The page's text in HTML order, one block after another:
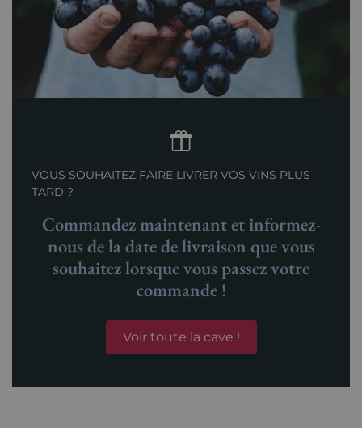
VOUS SOUHAITEZ FAIRE LIVRER VOS VINS PLUS
TARD ?
Commandez maintenant et informez-
nous de la date de livraison que vous
souhaitez lorsque vous passez votre
commande !
Voir toute la cave !